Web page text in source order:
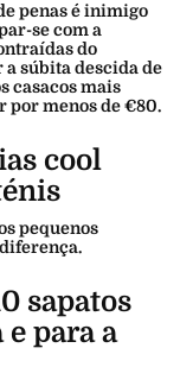
penas é inimigo
se com a
do
súbita descida de
casacos mais
por menos de €80.
cool
pequenos
sapatos
e para a